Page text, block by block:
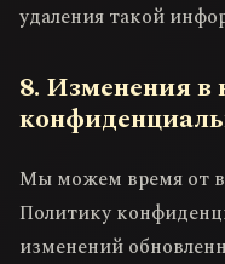
удаления такой
8. Изменения
Мы можем время от
Политику
изменений